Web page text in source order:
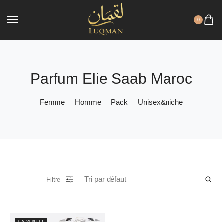
0
Parfum Elie Saab Maroc
Femme Homme Pack Unisex&niche
Filtre